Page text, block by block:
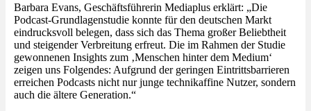
Barbara Evans, Geschäftsführerin Mediaplus erklärt: „Die
Podcast-Grundlagenstudie konnte für den deutschen Markt
eindrucksvoll belegen, dass sich das Thema großer Beliebtheit
und steigender Verbreitung erfreut. Die im Rahmen der Studie
gewonnenen Insights zum ‚Menschen hinter dem Medium‘
zeigen uns Folgendes: Aufgrund der geringen Eintrittsbarrieren
erreichen Podcasts nicht nur junge technikaffine Nutzer, sondern
auch die ältere Generation.“